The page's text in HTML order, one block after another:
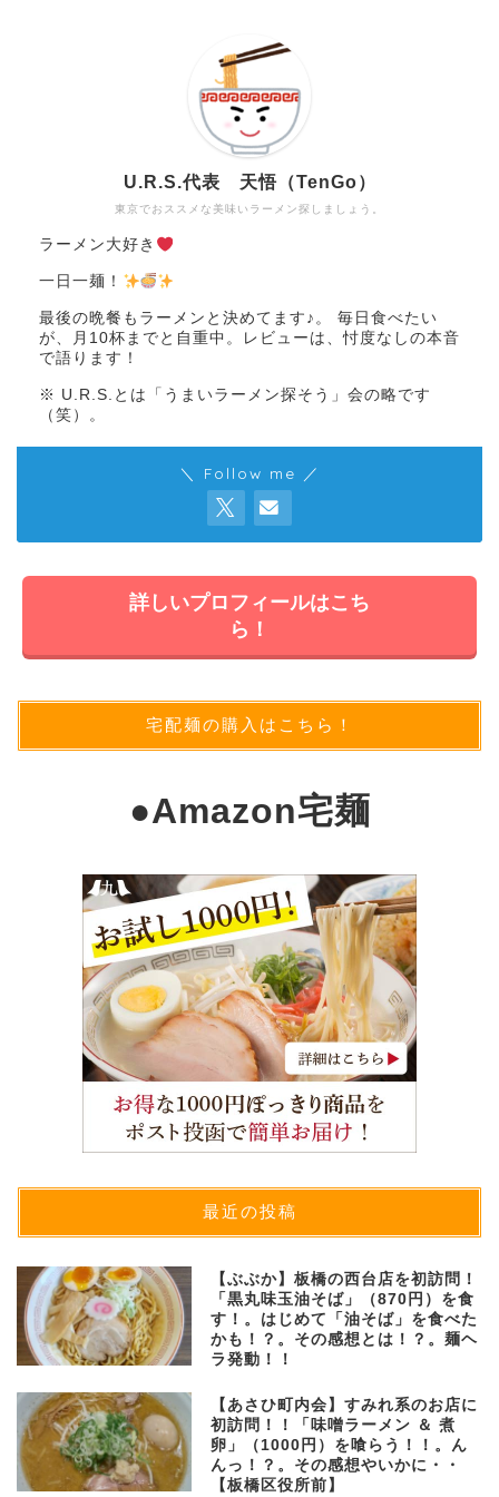
東京でおススメな美味いラーメン探しましょう。
U.R.S.代表 天悟（TenGo）
ラーメン大好き
一日一麺！
最後の晩餐もラーメンと決めてます♪。 毎日食べたい
が、月10杯までと自重中。レビューは、忖度なしの本音
で語ります！
※ U.R.S.とは「うまいラーメン探そう」会の略です
（笑）。
＼ Follow me ／
詳しいプロフィールはこち
ら！
宅配麺の購入はこちら！
●Amazon宅麺
最近の投稿
【ぶぶか】板橋の西台店を初訪問！
「黒丸味玉油そば」（870円）を食
す！。はじめて「油そば」を食べた
かも！？。その感想とは！？。麺ヘ
ラ発動！！
【あさひ町内会】すみれ系のお店に
初訪問！！「味噌ラーメン ＆ 煮
卵」（1000円）を喰らう！！。ん
んっ！？。その感想やいかに・・
【板橋区役所前】